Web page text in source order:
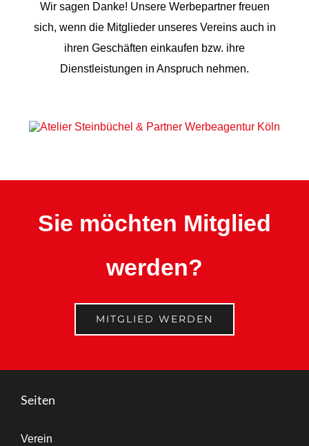
Wir sagen Danke! Unsere Werbepartner freuen
sich, wenn die Mitglieder unseres Vereins auch in
ihren Geschäften einkaufen bzw. ihre
Dienstleistungen in Anspruch nehmen.
Sie möchten Mitglied
werden?
MITGLIED WERDEN
Seiten
Verein